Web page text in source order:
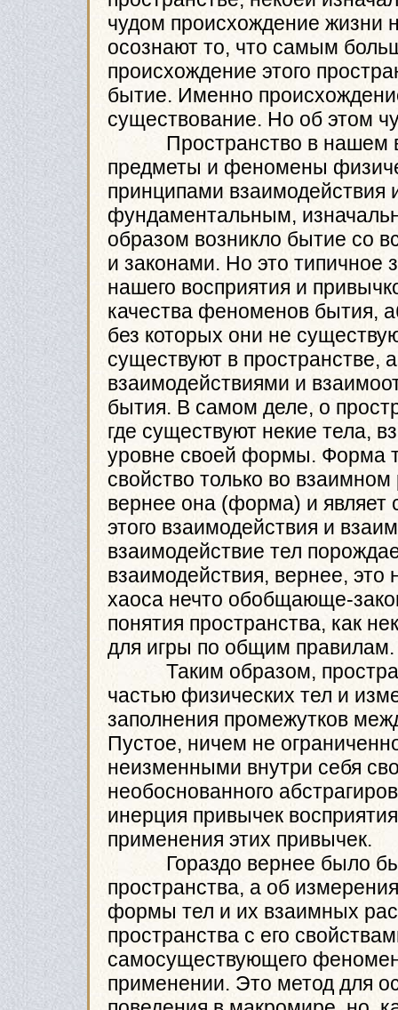
чудом происхождение жизни
осознают то, что самым
происхождение этого
бытие. Именно
существование. Но об этом
Пространство в нашем
предметы и феномены
принципами взаимодействия
фундаментальным,
образом возникло бытие со
и законами. Но это
нашего восприятия и
качества феноменов бытия,
без которых они не
существуют в пространстве,
взаимодействиями и
бытия. В самом деле, о
где существуют некие тела,
уровне своей формы. Форма
свойство только во
вернее она (форма) и являет
этого взаимодействия и
взаимодействие тел
взаимодействия, вернее, это
хаоса нечто обобщающе-
понятия пространства, как
для игры по общим правилам.
Таким образом,
частью физических тел и
заполнения промежутков
Пустое, ничем не
неизменными внутри себя
необоснованного
инерция привычек
применения этих привычек.
Гораздо вернее было бы
пространства, а об
формы тел и их взаимных
пространства с его
самосуществующего
применении. Это метод для